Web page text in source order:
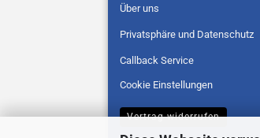
Über uns
Privatsphäre und Datenschutz
Callback Service
Cookie Einstellungen
Vertrag widerrufen